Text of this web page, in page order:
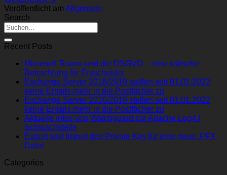
Veröffentlicht am Allgemein
Search
Recent Posts
Microsoft Teams und die DSGVO – eine kritische
Betrachtung für Entscheider
Exchange Server 2016/2019 stellen seit 01.01.2022
keine Emails mehr in die Postfächer zu
Exchange Server 2016/2019 stellen seit 01.01.2022
keine Emails mehr in die Postfächer zu
Aktuelle Infos von Watchguard zur Apache Log4J
Schwachstelle
Export und Import des Private Key für eine neue .PFX
Datei
Categories